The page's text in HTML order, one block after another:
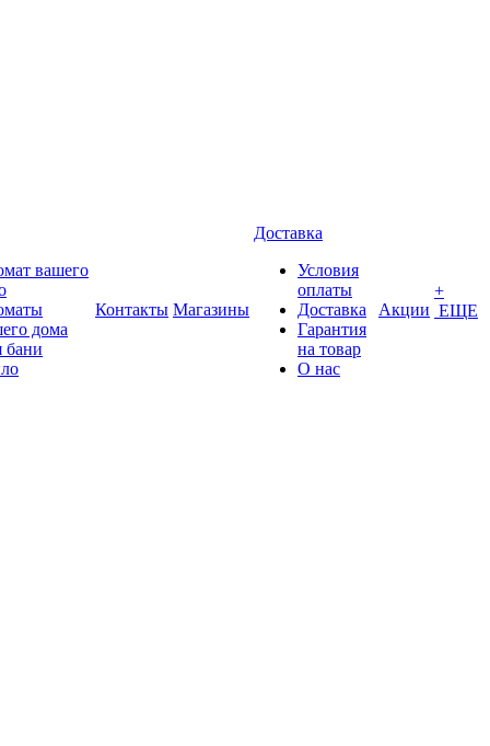
вашего
дома
бани
Контакты Магазины
Доставка
Условия
оплаты
Доставка
Гарантия
на товар
О нас
Акции
+
ЕЩЕ